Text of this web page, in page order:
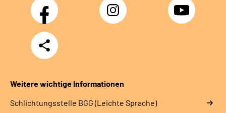
Facebook Instagram YouTube
Teilen
Weitere wichtige Informationen
Schlich­tungs­stel­le BGG (Leichte Sprache)